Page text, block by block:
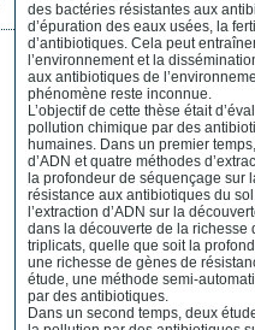
des bactéries résistantes aux
d’épuration des eaux usées, la
d’antibiotiques. Cela peut
l’environnement et la
aux antibiotiques de
phénomène reste inconnue.
L’objectif de cette thèse était
pollution chimique par des
humaines. Dans un premier
d’ADN et quatre méthodes
la profondeur de séquençage sur
résistance aux antibiotiques du
l’extraction d’ADN sur la
dans la découverte de la richesse
triplicats, quelle que soit la
une richesse de gènes de
étude, une méthode semi-
par des antibiotiques.
Dans un second temps, deux